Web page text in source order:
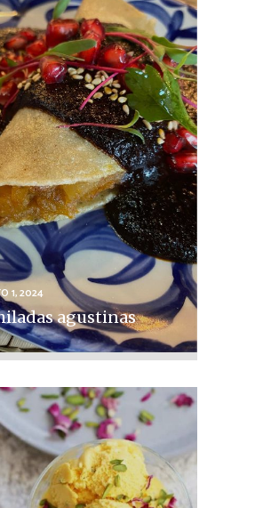
1, 2024
agustinas